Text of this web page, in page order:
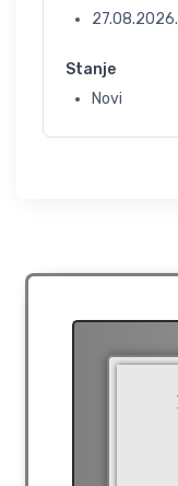
27.08.2026.
Stanje
Novi